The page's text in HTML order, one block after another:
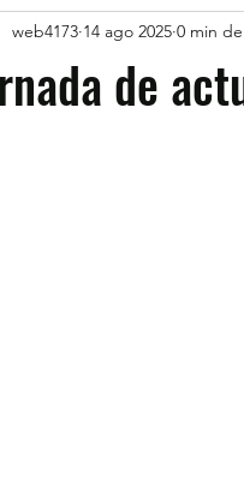
de
web4173 14 ago 2025 0 min